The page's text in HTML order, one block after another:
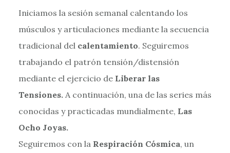
Iniciamos la sesión semanal calentando los
músculos y articulaciones mediante la secuencia
tradicional del calentamiento. Seguiremos
trabajando el patrón tensión/distensión
mediante el ejercicio de Liberar las
Tensiones.A continuación, una de las series más
conocidas y practicadas mundialmente, Las
Ocho Joyas.
Seguiremos con la Respiración Cósmica, un